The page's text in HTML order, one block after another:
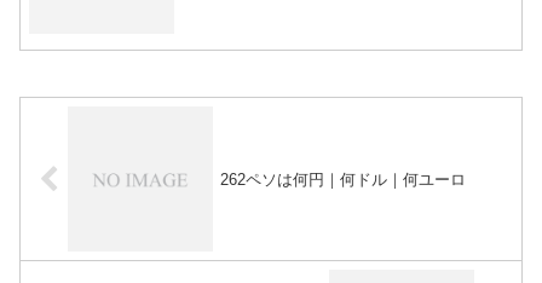
262ペソは何円｜何ドル｜何ユーロ